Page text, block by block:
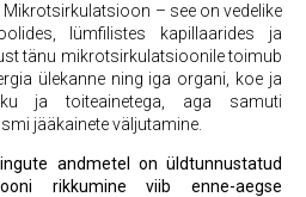
– see on vedelike
lümfilistes kapillaarides ja
tänu mikrotsirkulatsioonile toimub
ülekanne ning iga organi, koe ja
ja toiteainetega, aga samuti
jääkainete väljutamine.
andmetel on üldtunnustatud
rikkumine viib enne-aegse